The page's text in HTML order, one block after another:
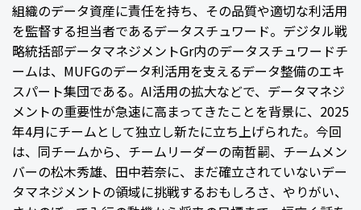
組織のデータ資産に責任を持ち、その品質や適切な利活用
を監督する担当者であるデータスチュワード。デジタル戦
略統括部データマネジメントGr内のデータスチュワードチ
ームは、MUFGのデータ利活用を支えるデータ整備のエキ
スパート集団である。AI活用の拡大などで、データマネジ
メントの重要性が急速に高まってきたことを背景に、2025
年4月にチームとして独立し新たに立ち上げられた。今回
は、同チームから、チームリーダーの南哲嗣、チームメン
バーの松木秀雄、田中若奈に、まだ確立されていないデー
タマネジメントの領域に挑戦するおもしろさ、やりがい、